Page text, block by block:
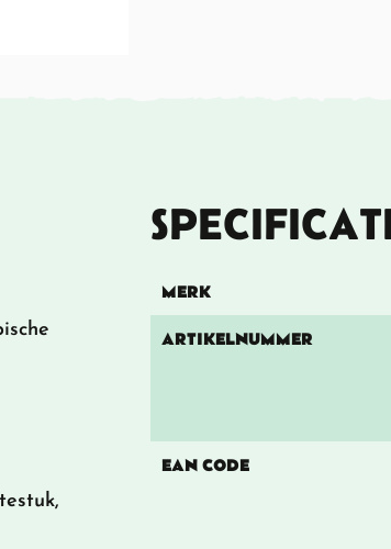
MERK
ARTIKELNUMMER
EAN CODE